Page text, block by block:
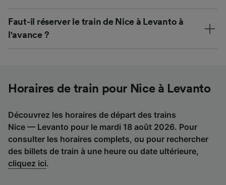
Faut-il réserver le train de Nice à Levanto à
l'avance ?
Horaires de train pour Nice à Levanto
Découvrez les horaires de départ des trains
Nice — Levanto pour le mardi 18 août 2026. Pour
consulter les horaires complets, ou pour rechercher
des billets de train à une heure ou date ultérieure,
cliquez ici.